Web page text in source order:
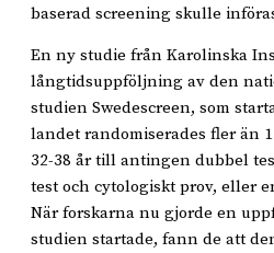
baserad screening skulle
En ny studie från Karolinska
långtidsuppföljning av den
studien Swedescreen, som
landet randomiserades fler än
32-38 år till antingen dubbel
test och cytologiskt prov, eller
När forskarna nu gjorde en
studien startade, fann de att